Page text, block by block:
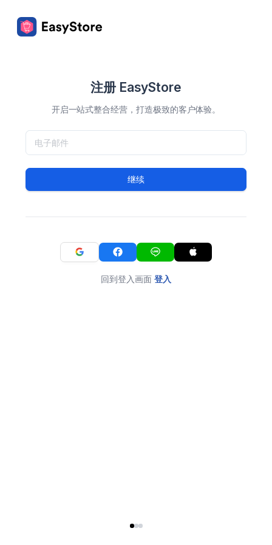
注册 EasyStore
开启一站式整合经营，打造极致的客户体验。
继续
回到登入画面 登入